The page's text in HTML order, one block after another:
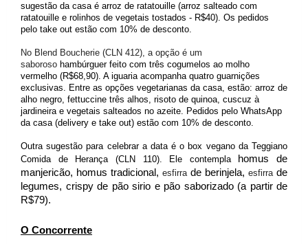
sugestão da casa é arroz de ratatouille (arroz salteado com
ratatouille e rolinhos de vegetais tostados - R$40). Os pedidos
pelo take out estão com 10% de desconto.
No Blend Boucherie (CLN 412), a opção é um
saboroso hambúrguer feito com três cogumelos ao molho
vermelho (R$68,90). A iguaria acompanha quatro guarnições
exclusivas. Entre as opções vegetarianas da casa, estão: arroz de
alho negro, fettuccine três alhos, risoto de quinoa, cuscuz à
jardineira e vegetais salteados no azeite. Pedidos pelo WhatsApp
da casa (delivery e take out) estão com 10% de desconto.
Outra sugestão para celebrar a data é o box vegano da Teggiano
Comida de Herança (CLN 110). Ele contempla
homus de
manjericão, homus tradicional, esfirra de berinjela, esfirra de
legumes, crispy de pão sirio e pão saborizado (a partir de
R$79).
O Concorrente